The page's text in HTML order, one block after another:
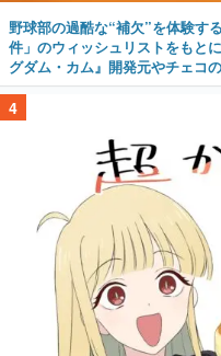
野球部の過酷な“補欠”を体験す
件」のウィッシュリストをもと
グダム・カム』開発元やチェコ
4